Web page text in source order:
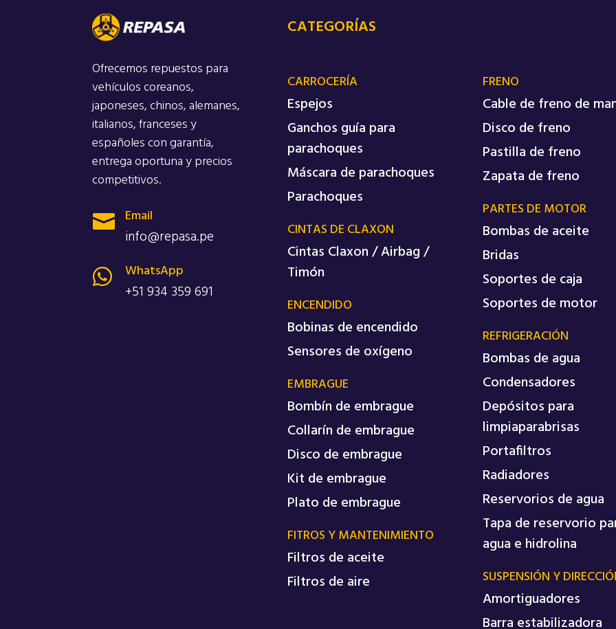
CATEGORÍAS
Ofrecemos repuestos para
vehículos coreanos,
japoneses, chinos, alemanes,
italianos, franceses y
españoles con garantía,
entrega oportuna y precios
competitivos.
 Email
info@repasa.pe

WhatsApp
+51 934 359 691
CARROCERÍA
Espejos
Ganchos guía para
parachoques
Máscara de parachoques
Parachoques
CINTAS DE CLAXON
Cintas Claxon / Airbag /
Timón
ENCENDIDO
Bobinas de encendido
Sensores de oxígeno
EMBRAGUE
Bombín de embrague
Collarín de embrague
Disco de embrague
Kit de embrague
Plato de embrague
FITROS Y MANTENIMIENTO
Filtros de aceite
Filtros de aire
FRENO
Cable de freno de
Disco de freno
Pastilla de freno
Zapata de freno
PARTES DE MOTOR
Bombas de aceite
Bridas
Soportes de caja
Soportes de motor
REFRIGERACIÓN
Bombas de agua
Condensadores
Depósitos para
limpiaparabrisas
Portafiltros
Radiadores
Reservorios de agua
Tapa de reservorio
agua e hidrolina
SUSPENSIÓN Y
Amortiguadores
Barra estabilizadora